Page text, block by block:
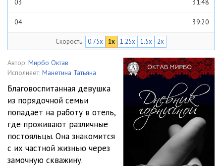
03 31:48
04 39:20
06 35:20
1:04:19
08 28:19
09 35:18
10
11 33:38
Скорость 0.75x 1x 1.25x 1.5x 2x
Автор: Мирбо Октав
Исполняет: Манетина Татьяна
Благовоспитанная девушка
из порядочной семьи
попадает на работу в отель,
где проживают различные
постояльцы. Она знакомится
с их частной жизнью через
замочную скважину.